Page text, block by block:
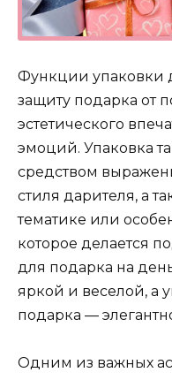
Функции упаковки
защиту подарка от
эстетического
эмоций. Упаковка
средством
стиля дарителя, а
тематике или
которое делается
для подарка на
яркой и веселой, а
подарка —
Одним из важных